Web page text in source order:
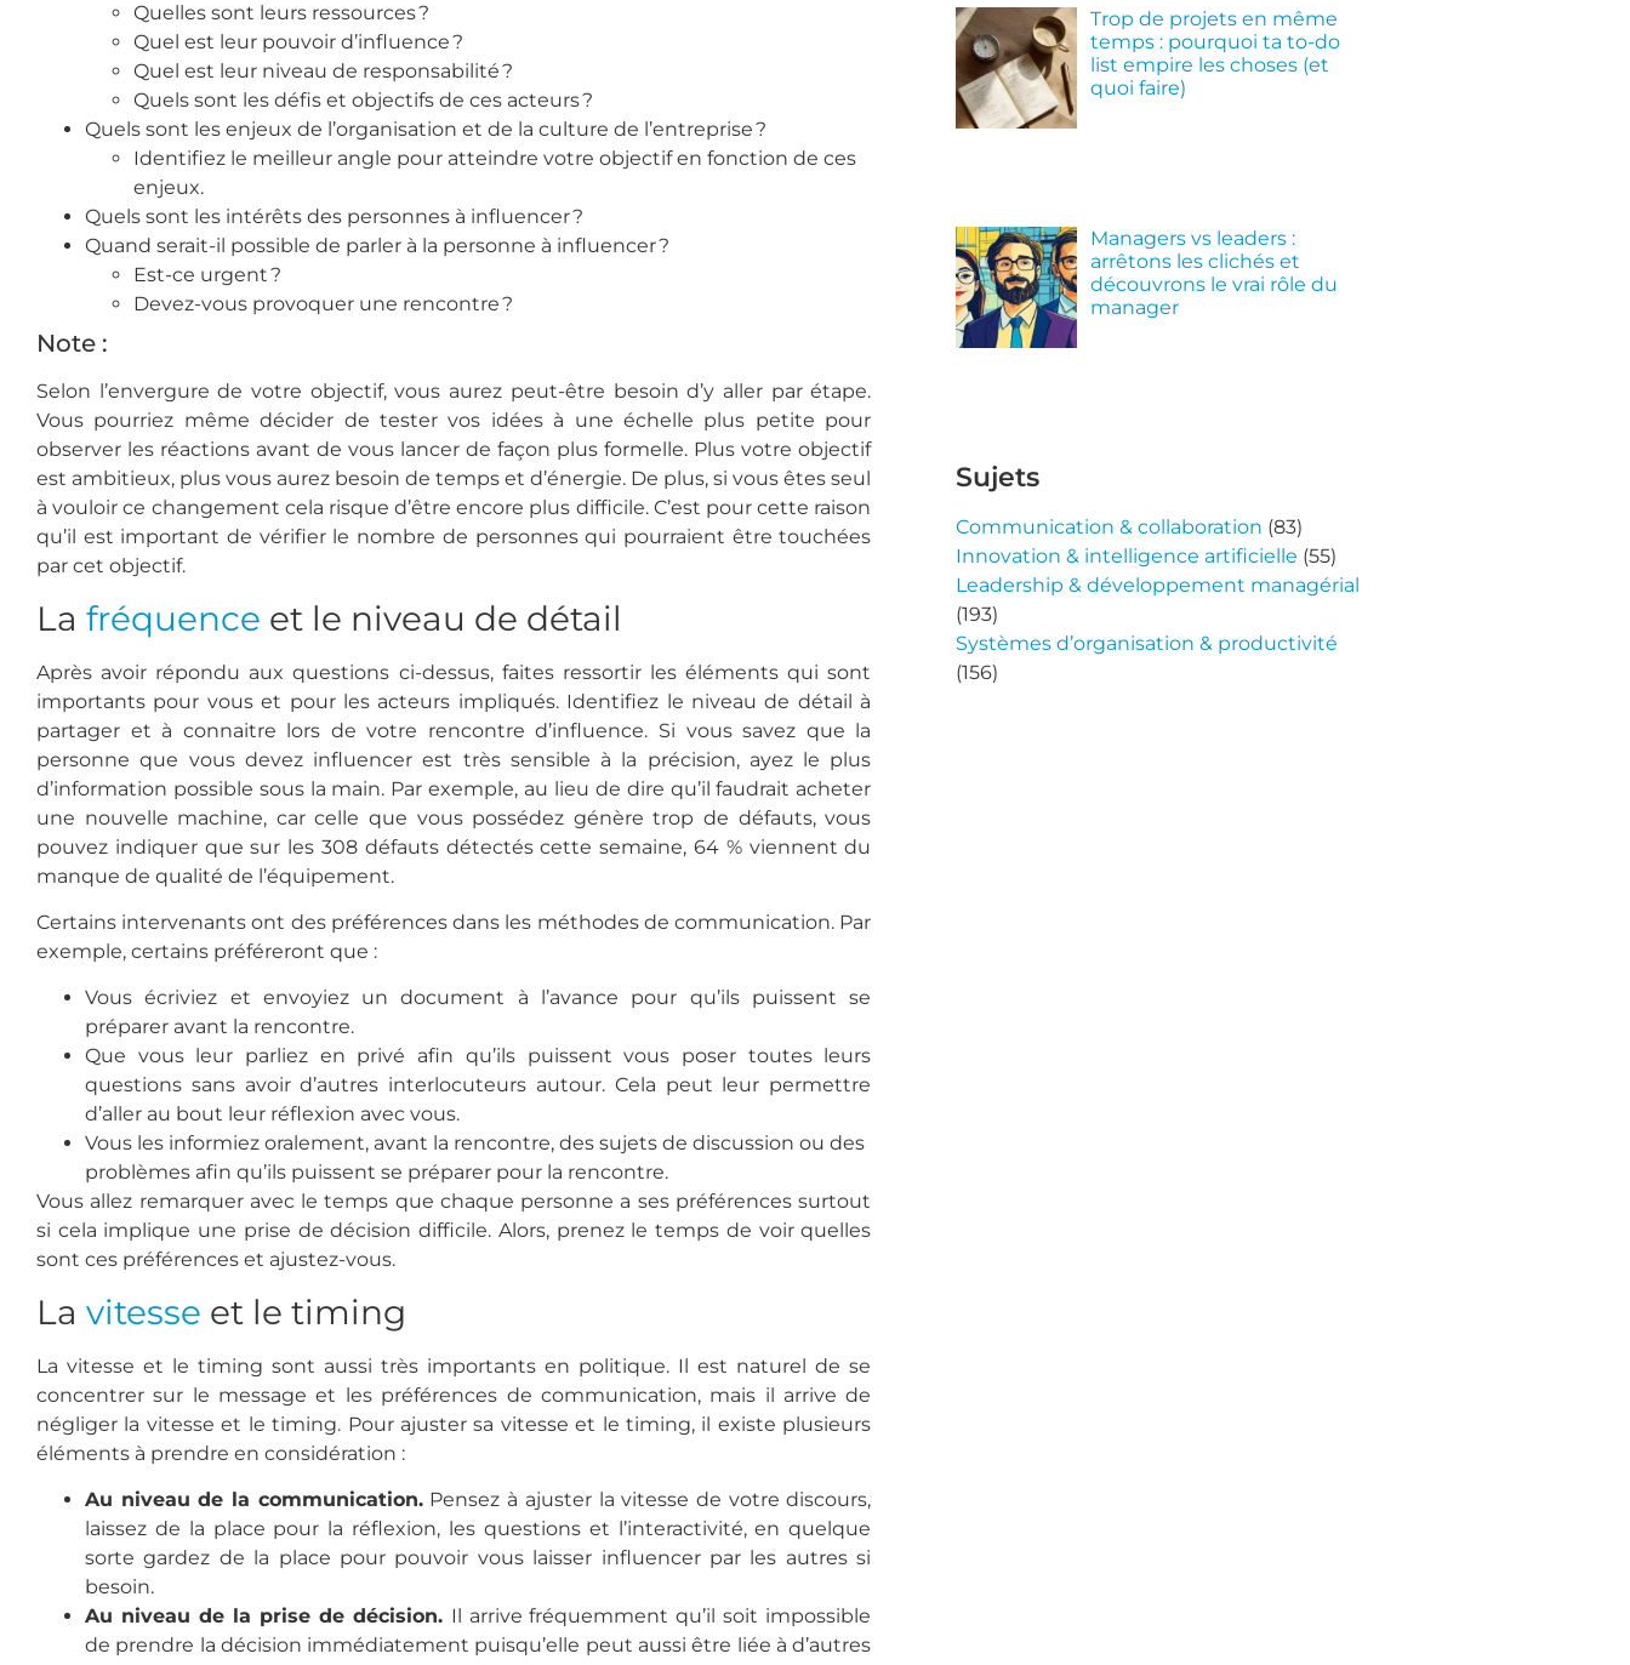
Quelles sont leurs ressources ?
Quel est leur pouvoir d’influence ?
Quel est leur niveau de responsabilité ?
Quels sont les défis et objectifs de ces acteurs ?
Quels sont les enjeux de l’organisation et de la culture de l’entreprise ?
Identifiez le meilleur angle pour atteindre votre objectif en fonction de ces
enjeux.
Quels sont les intérêts des personnes à influencer ?
Quand serait-il possible de parler à la personne à influencer ?
Est-ce urgent ?
Devez-vous provoquer une rencontre ?
Note :
Selon l’envergure de votre objectif, vous aurez peut-être besoin d’y aller par étape.
Vous pourriez même décider detester vos idées à une échelle plus petite pour
observer les réactions avant de vous lancer de façon plus formelle. Plus votre objectif
est ambitieux, plus vous aurez besoin de temps et d’énergie. De plus, si vous êtes seul
à vouloir ce changement cela risque d’être encore plus difficile. C’est pour cette raison
qu’il est important de vérifier le nombre de personnes qui pourraient être touchées
par cet objectif.
La fréquence et le niveau de détail
Après avoir répondu aux questions ci-dessus, faites ressortir les éléments qui sont
importants pour vous et pour les acteurs impliqués. Identifiez le niveau de détail à
partager et à connaitre lors de votre rencontre d’influence. Si vous savez que la
personne que vous devez influencer est très sensible à la précision, ayez le plus
d’information possible sous la main. Par exemple, au lieu de dire qu’il faudrait acheter
une nouvelle machine, car celle que vous possédez génère trop de défauts, vous
pouvez indiquer que sur les 308 défauts détectés cette semaine, 64 % viennent du
manque de qualité de l’équipement.
Certains intervenants ont des préférences dans les méthodes de communication. Par
exemple, certains préféreront que :
Vous écriviez et envoyiez un document à l’avance pour qu’ils puissent se
préparer avant la rencontre.
Que vous leur parliez en privé afin qu’ils puissent vous poser toutes leurs
questions sans avoir d’autres interlocuteurs autour. Cela peut leur permettre
d’aller au bout leur réflexion avec vous.
Vous les informiez oralement, avant la rencontre, des sujets de discussion ou des
problèmes afin qu’ils puissent se préparer pour la rencontre.
Vous allez remarquer avec le temps que chaque personne a ses préférences surtout
si cela implique une prise de décision difficile. Alors, prenez le temps de voir quelles
sont ces préférences et ajustez-vous.
La vitesse et le timing
La vitesse et le timing sont aussi très importants en politique. Il est naturel de se
concentrer sur le message et les préférences de communication, mais il arrive de
négliger la vitesse et le timing. Pour ajuster sa vitesse et le timing, il existe plusieurs
éléments à prendre en considération :
Au niveau de la communication.Pensez à ajuster la vitesse de votre discours,
laissez de la place pour la réflexion, les questions et l’interactivité, en quelque
sorte gardez de la place pour pouvoir vous laisser influencer par les autres si
besoin.
Au niveau de la prise de décision. Il arrive fréquemment qu’il soit impossible
de prendre la décision immédiatement puisqu’elle peut aussi être liée à d’autres
Trop de projets en même
temps : pourquoi ta to-do
list empire les choses (et
quoi faire)
Managers vs leaders :
arrêtons les clichés et
découvrons le vrai rôle du
manager
Sujets
Communication & collaboration (83)
Innovation & intelligence artificielle (55)
Leadership & développement managérial
(193)
Systèmes d’organisation & productivité
(156)